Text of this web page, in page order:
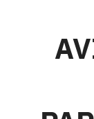
Calendriers